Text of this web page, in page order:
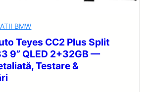
BMW
Teyes CC2 Plus Split
9” QLED 2+32GB —
Testare &